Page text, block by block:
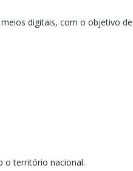
digitais, com o objetivo de
o território nacional.